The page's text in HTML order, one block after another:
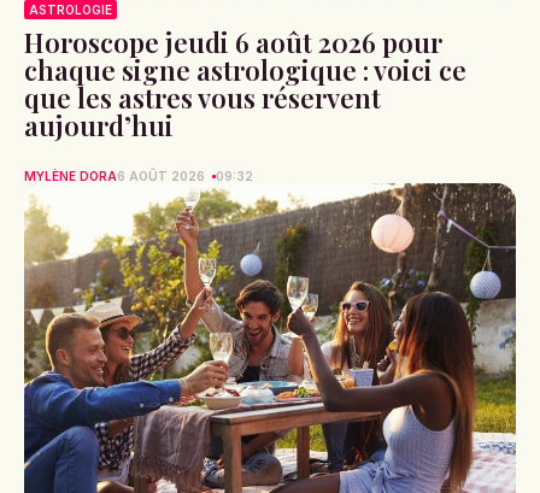
ASTROLOGIE
Horoscope jeudi 6 août 2026 pour
chaque signe astrologique : voici ce
que les astres vous réservent
aujourd’hui
MYLÈNE DORA6 AOÛT 2026 09:32